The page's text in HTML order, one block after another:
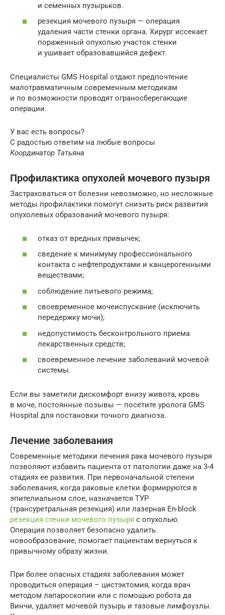
и семенных пузырьков.
резекция мочевого пузыря — операция
удаления части стенки органа. Хирург иссекает
пораженный опухолью участок стенки
и ушивает образовавшийся дефект.
Специалисты GMS Hospital отдают предпочтение
малотравматичным современным методикам
и по возможности проводят ограносберегающие
операции.
У вас есть вопросы?
С радостью ответим на любые вопросы
Координатор Татьяна
Профилактика опухолей мочевого пузыря
Застраховаться от болезни невозможно, но несложные
методы профилактики помогут снизить риск развития
опухолевых образований мочевого пузыря:
отказ от вредных привычек;
сведение к минимуму профессионального
контакта с нефтепродуктами и канцерогенными
веществами;
соблюдение питьевого режима;
своевременное мочеиспускание (исключить
передержку мочи);
недопустимость бесконтрольного приема
лекарственных средств;
своевременное лечение заболеваний мочевой
системы.
Если вы заметили дискомфорт внизу живота, кровь
в моче, постоянные позывы — посетите уролога GMS
Hospital для постановки точного диагноза.
Лечение заболевания
Современные методики лечения рака мочевого пузыря
позволяют избавить пациента от патологии даже на 3-4
стадиях ее развития. При первоначальной степени
заболевания, когда раковые клетки формируются в
эпителиальном слое, назначается ТУР
(трансуретральная резекция) или лазерная En-block
резекция стенки мочевого пузыря с опухолью.
Операция позволяет безопасно удалить
новообразование, помогает пациентам вернуться к
привычному образу жизни.
При более опасных стадиях заболевания может
проводиться операция – цистэктомия, когда врач
методом лапароскопии или с помощью робота да
Винчи, удаляет мочевой пузырь и тазовые лимфоузлы.